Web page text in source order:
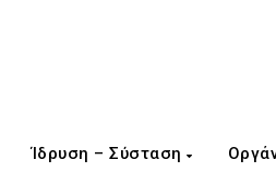
Ίδρυση – Σύσταση